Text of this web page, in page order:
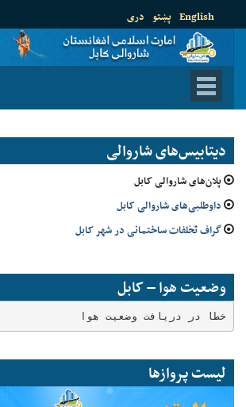
دری پښتو English
دیتابیس‌های شاروالی
پلان‌های شاروالی کابل
داوطلبی‌های شاروالی کابل
گراف تخلفات ساختمانی در شهر کابل
وضعیت هوا – کابل
خطا در دریافت وضعیت هوا
لیست پروازها